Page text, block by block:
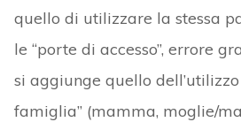
quello di utilizzare la stessa
le “porte di accesso”, errore
si aggiunge quello
famiglia” (mamma, moglie/